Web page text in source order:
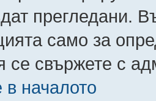
прегледани.
само за
свържете с
в началото